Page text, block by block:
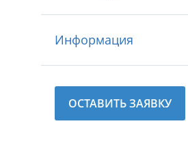
Информация
ОСТАВИТЬ ЗАЯВКУ